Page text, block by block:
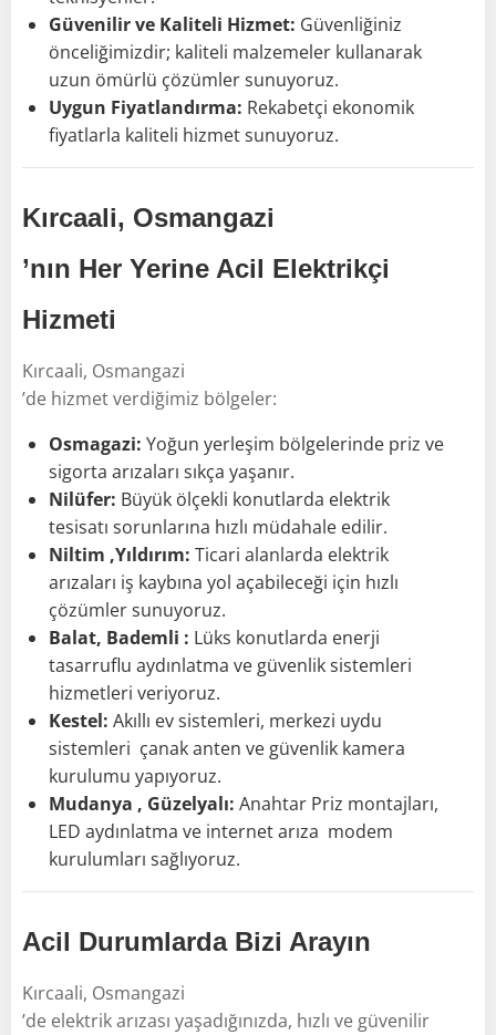
Güvenilir ve Kaliteli Hizmet: Güvenliğiniz
önceliğimizdir; kaliteli malzemeler kullanarak
uzun ömürlü çözümler sunuyoruz.
Uygun Fiyatlandırma: Rekabetçi ekonomik
fiyatlarla kaliteli hizmet sunuyoruz.
Kırcaali, Osmangazi
’nın Her Yerine Acil Elektrikçi
Hizmeti
Kırcaali, Osmangazi
’de hizmet verdiğimiz bölgeler:
Osmagazi: Yoğun yerleşim bölgelerinde priz ve
sigorta arızaları sıkça yaşanır.
Nilüfer: Büyük ölçekli konutlarda elektrik
tesisatı sorunlarına hızlı müdahale edilir.
Niltim ,Yıldırım: Ticari alanlarda elektrik
arızaları iş kaybına yol açabileceği için hızlı
çözümler sunuyoruz.
Balat, Bademli : Lüks konutlarda enerji
tasarruflu aydınlatma ve güvenlik sistemleri
hizmetleri veriyoruz.
Kestel: Akıllı ev sistemleri, merkezi uydu
sistemleri çanak anten ve güvenlik kamera
kurulumu yapıyoruz.
Mudanya , Güzelyalı: Anahtar Priz montajları,
LED aydınlatma ve internet arıza modem
kurulumları sağlıyoruz.
Acil Durumlarda Bizi Arayın
Kırcaali, Osmangazi
’de elektrik arızası yaşadığınızda, hızlı ve güvenilir